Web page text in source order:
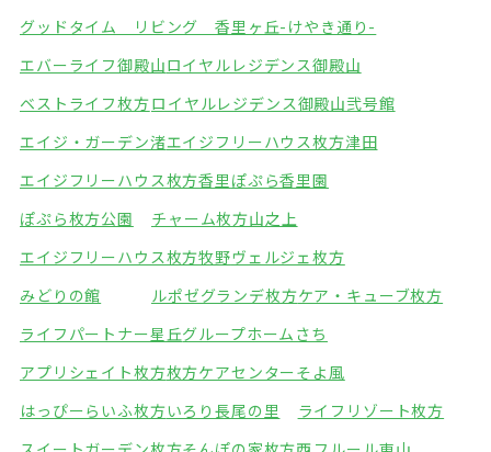
グッドタイム リビング 香里ヶ丘-けやき通り-
エバーライフ御殿山ロイヤルレジデンス御殿山
ベストライフ枚方ロイヤルレジデンス御殿山弐号館
エイジ・ガーデン渚エイジフリーハウス枚方津田
エイジフリーハウス枚方香里 ぽぷら香里園
ぽぷら枚方公園
チャーム枚方山之上
エイジフリーハウス枚方牧野ヴェルジェ枚方
みどりの館
ルポゼグランデ枚方ケア・キューブ枚方
ライフパートナー星丘グループホームさち
アプリシェイト枚方枚方ケアセンターそよ風
はっぴーらいふ枚方いろり長尾の里
ライフリゾート枚方